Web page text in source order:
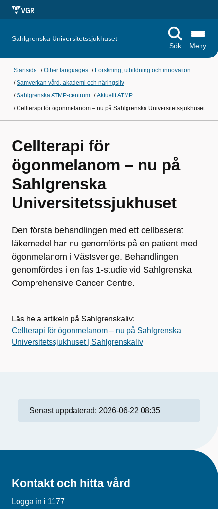
Sahlgrenska Universitetssjukhuset
Sök
Meny
Startsida /Other languages / Forskning, utbildning och innovation
/Samverkan vård, akademi och näringsliv
/Sahlgrenska ATMP-centrum /Aktuellt ATMP
/Cellterapi för ögonmelanom – nu på Sahlgrenska Universitetssjukhuset
Cellterapi för
ögonmelanom – nu på
Sahlgrenska
Universitetssjukhuset
Den första behandlingen med ett cellbaserat
läkemedel har nu genomförts på en patient med
ögonmelanom i Västsverige. Behandlingen
genomfördes i en fas 1-studie vid Sahlgrenska
Comprehensive Cancer Centre.
Läs hela artikeln på Sahlgrenskaliv:
Cellterapi för ögonmelanom – nu på Sahlgrenska
Universitetssjukhuset | Sahlgrenskaliv
Senast uppdaterad: 2026-06-22 08:35
Kontakt och hitta vård
Logga in i 1177